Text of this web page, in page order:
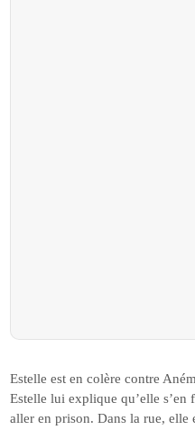
Estelle est en colère contre
Estelle lui explique qu’elle
aller en prison. Dans la rue, elle